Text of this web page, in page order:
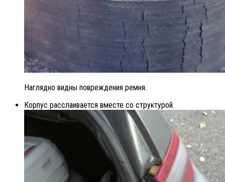
Наглядно видны повреждения ремня.
Корпус расслаивается вместе со структурой.